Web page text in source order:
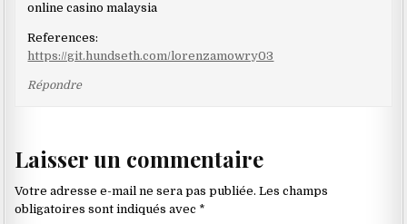
online casino malaysia
References:
https://git.hundseth.com/lorenzamowry03
Répondre
Laisser un commentaire
Votre adresse e-mail ne sera pas publiée. Les champs
obligatoires sont indiqués avec *